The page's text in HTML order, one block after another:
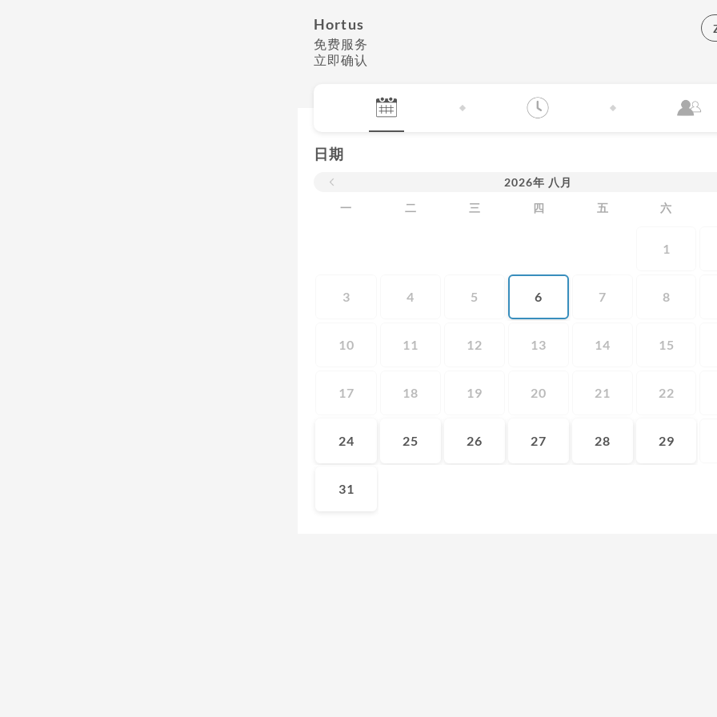
Hortus
免费服务
立即确认
日期
2026年 八月
一
二 三 四 五 六
1
3 4 5 6 7 8
10 11 12 13 14 15
17 18 19 20 21 22
24 25 26 27 28 29
31